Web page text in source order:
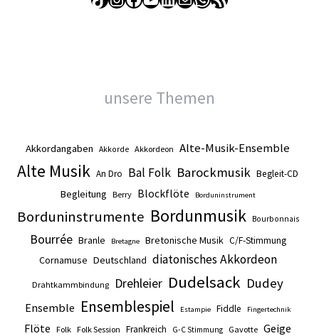
unsere Themen
Akkordangaben Akkorde Akkordeon Alte-Musik-Ensemble
Alte Musik An Dro Bal Folk Barockmusik Begleit-CD
Begleitung Berry Blockflöte Borduninstrument
Borduninstrumente Bordunmusik Bourbonnais
Bourrée Branle Bretagne Bretonische Musik C/F-Stimmung
Cornamuse Deutschland diatonisches Akkordeon
Drahtkammbindung Drehleier Dudelsack Dudey
Ensemble Ensemblespiel Estampie Fiddle Fingertechnik
Flöte Folk Folk Session Frankreich G-C Stimmung Gavotte Geige